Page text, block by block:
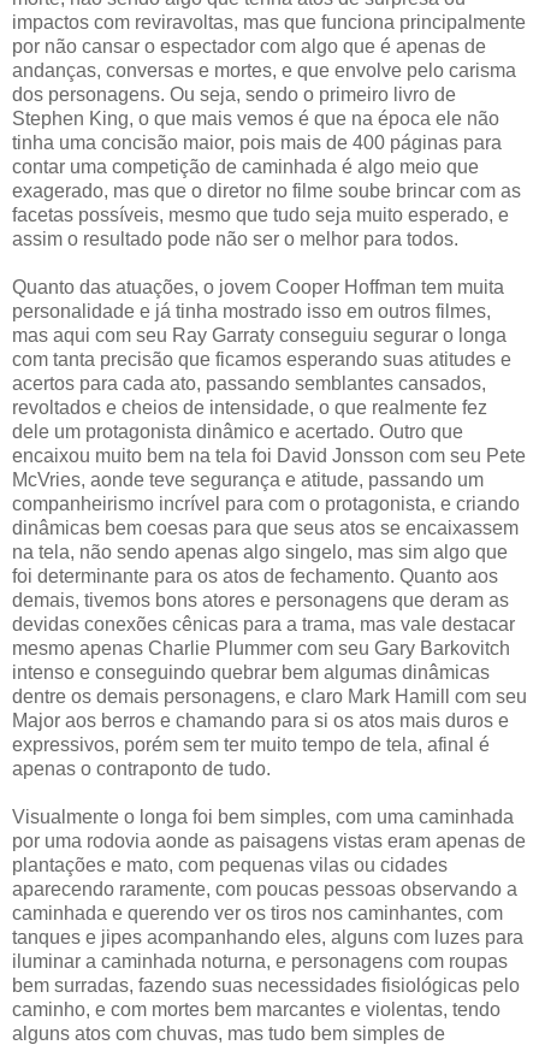
impactos com reviravoltas, mas que funciona principalmente
por não cansar o espectador com algo que é apenas de
andanças, conversas e mortes, e que envolve pelo carisma
dos personagens. Ou seja, sendo o primeiro livro de
Stephen King, o que mais vemos é que na época ele não
tinha uma concisão maior, pois mais de 400 páginas para
contar uma competição de caminhada é algo meio que
exagerado, mas que o diretor no filme soube brincar com as
facetas possíveis, mesmo que tudo seja muito esperado, e
assim o resultado pode não ser o melhor para todos.
Quanto das atuações, o jovem Cooper Hoffman tem muita
personalidade e já tinha mostrado isso em outros filmes,
mas aqui com seu Ray Garraty conseguiu segurar o longa
com tanta precisão que ficamos esperando suas atitudes e
acertos para cada ato, passando semblantes cansados,
revoltados e cheios de intensidade, o que realmente fez
dele um protagonista dinâmico e acertado. Outro que
encaixou muito bem na tela foi David Jonsson com seu Pete
McVries, aonde teve segurança e atitude, passando um
companheirismo incrível para com o protagonista, e criando
dinâmicas bem coesas para que seus atos se encaixassem
na tela, não sendo apenas algo singelo, mas sim algo que
foi determinante para os atos de fechamento. Quanto aos
demais, tivemos bons atores e personagens que deram as
devidas conexões cênicas para a trama, mas vale destacar
mesmo apenas Charlie Plummer com seu Gary Barkovitch
intenso e conseguindo quebrar bem algumas dinâmicas
dentre os demais personagens, e claro Mark Hamill com seu
Major aos berros e chamando para si os atos mais duros e
expressivos, porém sem ter muito tempo de tela, afinal é
apenas o contraponto de tudo.
Visualmente o longa foi bem simples, com uma caminhada
por uma rodovia aonde as paisagens vistas eram apenas de
plantações e mato, com pequenas vilas ou cidades
aparecendo raramente, com poucas pessoas observando a
caminhada e querendo ver os tiros nos caminhantes, com
tanques e jipes acompanhando eles, alguns com luzes para
iluminar a caminhada noturna, e personagens com roupas
bem surradas, fazendo suas necessidades fisiológicas pelo
caminho, e com mortes bem marcantes e violentas, tendo
alguns atos com chuvas, mas tudo bem simples de